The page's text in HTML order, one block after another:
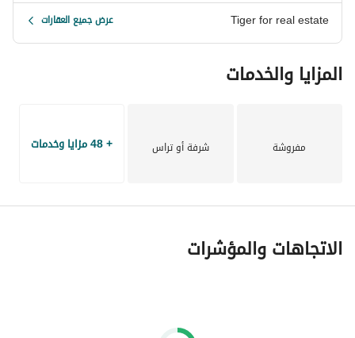
Tiger for real estate عرض جميع العقارات
المزايا والخدمات
مفروشة شرفة أو تراس + 48 مزايا وخدمات
الاتجاهات والمؤشرات